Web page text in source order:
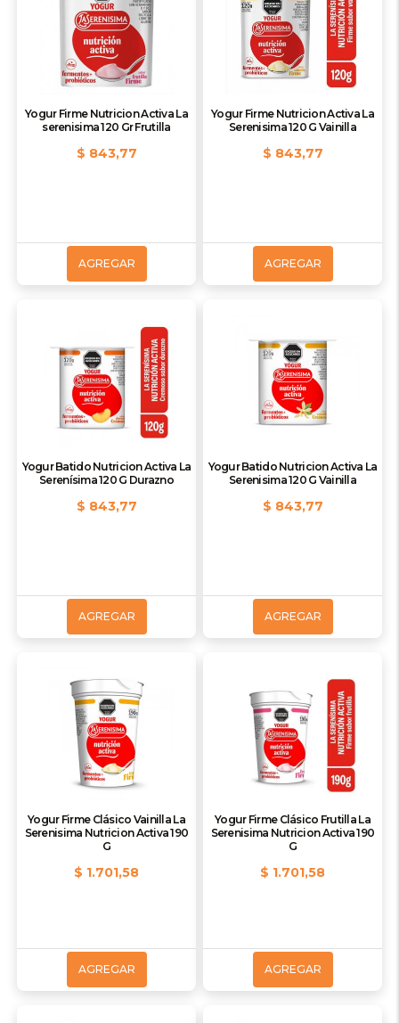
Yogur Firme Nutricion Activa La
serenisima 120 Gr Frutilla
$ 843,77
AGREGAR
Yogur Firme Nutricion Activa La
Serenisima 120 G Vainilla
$ 843,77
AGREGAR
Yogur Batido Nutricion Activa La
Serenísima 120 G Durazno
$ 843,77
AGREGAR
Yogur Batido Nutricion Activa La
Serenisima 120 G Vainilla
$ 843,77
AGREGAR
Yogur Firme Clásico Vainilla La
Serenisima Nutricion Activa 190
G
$ 1.701,58
AGREGAR
Yogur Firme Clásico Frutilla La
Serenisima Nutricion Activa 190
G
$ 1.701,58
AGREGAR